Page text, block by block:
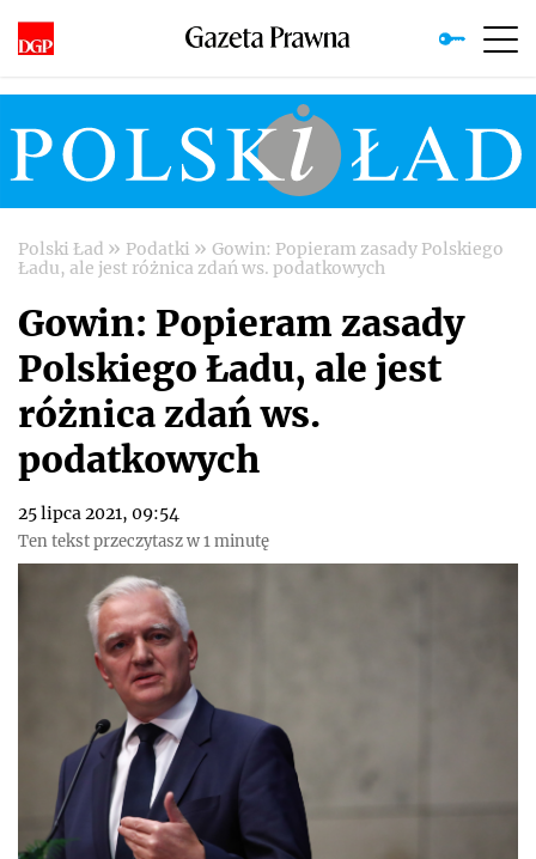
Polski Ład » Podatki » Gowin: Popieram zasady Polskiego
Ładu, ale jest różnica zdań ws. podatkowych
Gowin: Popieram zasady
Polskiego Ładu, ale jest
różnica zdań ws.
podatkowych
25 lipca 2021, 09:54
Ten tekst przeczytasz w 1 minutę